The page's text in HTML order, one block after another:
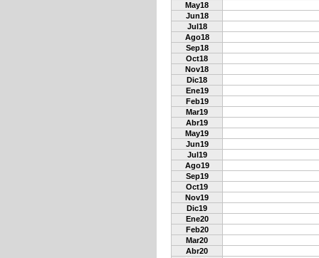
May18
Jun18
Jul18
Ago18
Sep18
Oct18
Nov18
Dic18
Ene19
Feb19
Mar19
Abr19
May19
Jun19
Jul19
Ago19
Sep19
Oct19
Nov19
Dic19
Ene20
Feb20
Mar20
Abr20